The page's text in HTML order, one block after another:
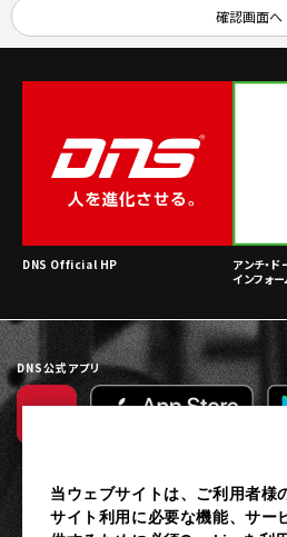
DNS Official HP
アンチ・
インフォ
DNS公式アプリ
当ウェブサイトは、ご利用者様
サイト利用に必要な機能、サー